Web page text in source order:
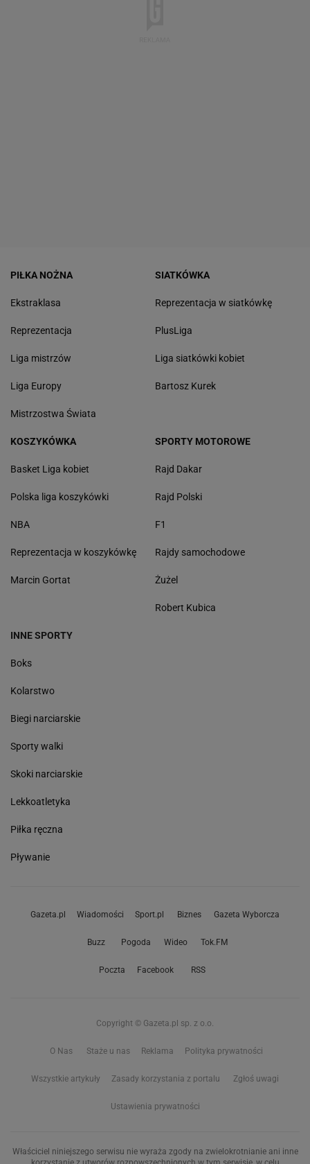
PIŁKA NOŻNA
Ekstraklasa
Reprezentacja
Liga mistrzów
Liga Europy
Mistrzostwa Świata
SIATKÓWKA
Reprezentacja w siatkówkę
PlusLiga
Liga siatkówki kobiet
Bartosz Kurek
KOSZYKÓWKA
Basket Liga kobiet
Polska liga koszykówki
NBA
Reprezentacja w koszykówkę
Marcin Gortat
SPORTY MOTOROWE
Rajd Dakar
Rajd Polski
F1
Rajdy samochodowe
Żużel
Robert Kubica
INNE SPORTY
Boks
Kolarstwo
Biegi narciarskie
Sporty walki
Skoki narciarskie
Lekkoatletyka
Piłka ręczna
Pływanie
Gazeta.pl Wiadomości Sport.pl Biznes Gazeta Wyborcza
Buzz Pogoda Wideo Tok.FM
Poczta Facebook RSS
Copyright © Gazeta.pl sp. z o.o.
O Nas Staże u nas Reklama Polityka prywatności
Wszystkie artykuły Zasady korzystania z portalu Zgłoś uwagi
Ustawienia prywatności
Właściciel niniejszego serwisu nie wyraża zgody na zwielokrotnianie ani inne